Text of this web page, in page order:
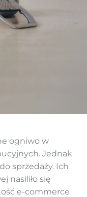
ogniwo w
Jednak
sprzedaży. Ich
nasiliło się
e-commerce